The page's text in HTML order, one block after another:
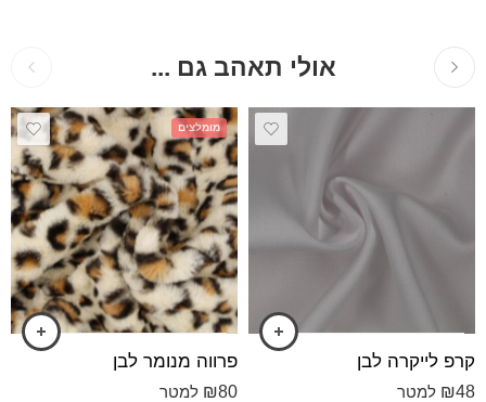
אולי תאהב גם ...
קרפ לייקרה לבן
₪48 למטר
מומלצים
פרווה מנומר לבן
₪80 למטר